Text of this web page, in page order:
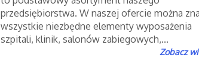
przedsiębiorstwa. W naszej ofercie można
wszystkie niezbędne elementy wyposażenia
szpitali, klinik, salonów zabiegowych,...
Zobacz